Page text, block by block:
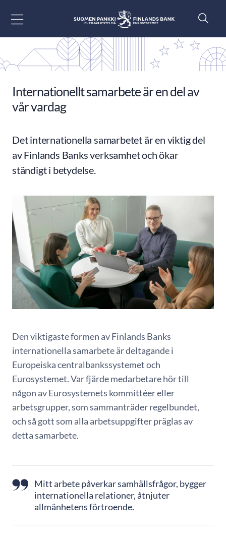
Internationellt samarbete är en del av
vår vardag
Det internationella samarbetet är en viktig del
av Finlands Banks verksamhet och ökar
ständigt i betydelse.
Den viktigaste formen av Finlands Banks
internationella samarbete är deltagande i
Europeiska centralbankssystemet och
Eurosystemet. Var fjärde medarbetare hör till
någon av Eurosystemets kommittéer eller
arbetsgrupper, som sammanträder regelbundet,
och så gott som alla arbetsuppgifter präglas av
detta samarbete.
Mitt arbete påverkar samhällsfrågor, bygger
internationella relationer, åtnjuter
allmänhetens förtroende.